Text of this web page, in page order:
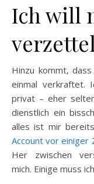
Ich will
Hinzu kommt,
einmal verkraftet.
privat – eher
dienstlich ein
alles ist mir
Account vor einiger
Her zwischen
mich. Einige muss